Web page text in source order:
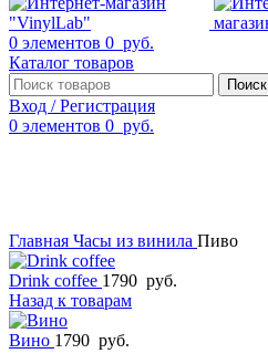
0 элементов 0 руб.
Каталог товаров
Поиск
Вход / Регистрация
0 элементов 0 руб.
Главная Часы из винила Пиво
Drink coffee 1790 руб.
Назад к товарам
Вино 1790 руб.